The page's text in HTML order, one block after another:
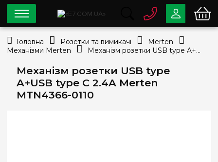
Механізм розетки USB type
A+USB type C 2.4A Merten
MTN4366-0110
0 80033-63-07
info@e7.com.ua
044334-79-78
Viber Telegram
Головна Розетки та вимикачі
Merten
Механізми Merten
Механізм розетки USB type A+USB type C 2.4A Merten MTN4366-0110